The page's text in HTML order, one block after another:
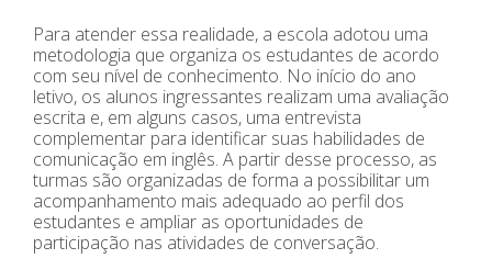
Para atender essa realidade, a escola adotou uma
metodologia que organiza os estudantes de acordo
com seu nível de conhecimento. No início do ano
letivo, os alunos ingressantes realizam uma avaliação
escrita e, em alguns casos, uma entrevista
complementar para identificar suas habilidades de
comunicação em inglês. A partir desse processo, as
turmas são organizadas de forma a possibilitar um
acompanhamento mais adequado ao perfil dos
estudantes e ampliar as oportunidades de
participação nas atividades de conversação.